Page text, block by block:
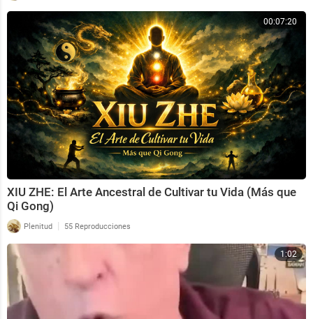
00:07:20
XIU ZHE: El Arte Ancestral de Cultivar tu Vida (Más que
Qi Gong)
Plenitud | 55 Reproducciones
1:02